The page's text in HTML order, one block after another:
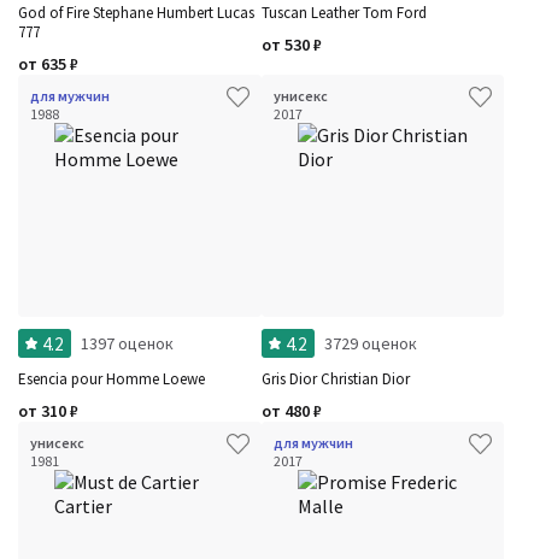
God of Fire Stephane Humbert Lucas
777
от 635₽
Tuscan Leather Tom Ford
от 530₽
для мужчин
1988
4.2 1397 оценок
Esencia pour Homme Loewe
от 310₽
унисекс
2017
4.2 3729 оценок
Gris Dior Christian Dior
от 480₽
унисекс
1981
для мужчин
2017